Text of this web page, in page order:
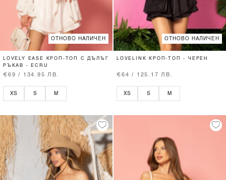
ОТНОВО НАЛИЧЕН
LOVELY EASE КРОП-ТОП С ДЪЛЪГ
РЪКАВ - ECRU
€69 / 134.95 ЛВ.
XS S M
ОТНОВО НАЛИЧЕН
LOVELINK КРОП-ТОП - ЧЕРЕН
€64 / 125.17 ЛВ.
XS S M